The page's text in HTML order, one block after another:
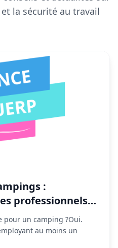
la sécurité au travail
:
professionnels
pour un camping ?Oui.
au moins un